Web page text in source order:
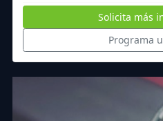
Solicita más
Programa